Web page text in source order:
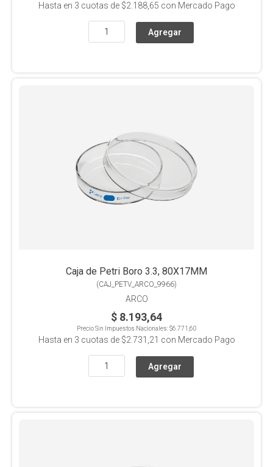
Hasta en 3 cuotas de $2.188,65 con Mercado Pago
Caja de Petri Boro 3.3, 80X17MM
(CAJ_PETV_ARCO_9966)
ARCO
$ 8.193,64
Precio Sin Impuestos Nacionales:$6.771,60
Hasta en 3 cuotas de $2.731,21 con Mercado Pago